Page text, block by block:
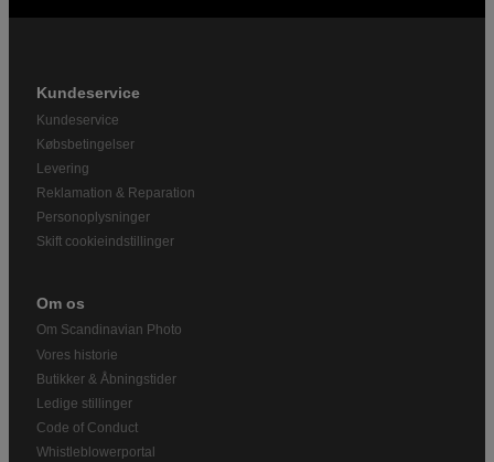
Kundeservice
Kundeservice
Købsbetingelser
Levering
Reklamation & Reparation
Personoplysninger
Skift cookieindstillinger
Om os
Om Scandinavian Photo
Vores historie
Butikker & Åbningstider
Ledige stillinger
Code of Conduct
Whistleblowerportal